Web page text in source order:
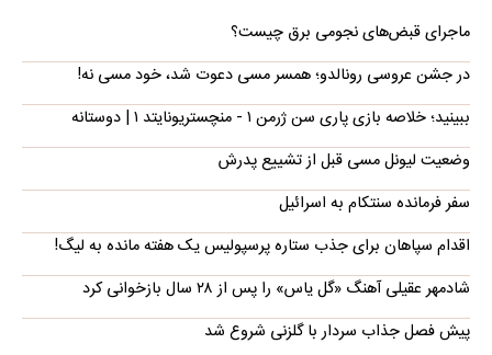
ماجرای قبض‌های نجومی برق چیست؟
در جشن عروسی رونالدو؛ همسر مسی دعوت شد، خود مسی نه!
ببینید؛ خلاصه بازی پاری سن ژرمن ۱ - منچستریونایتد ۱ | دوستانه
وضعیت لیونل مسی قبل از تشییع پدرش
سفر فرمانده سنتکام به اسرائیل
اقدام سپاهان برای جذب ستاره پرسپولیس یک هفته مانده به لیگ!
شادمهر عقیلی آهنگ «گل یاس» را پس از ۲۸ سال بازخوانی کرد
پیش فصل جذاب سردار با گلزنی شروع شد